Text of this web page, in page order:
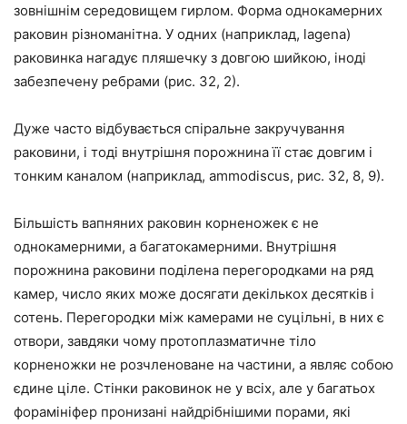
зовнішнім середовищем гирлом. Форма однокамерних
раковин різноманітна. У одних (наприклад, lagena)
раковинка нагадує пляшечку з довгою шийкою, іноді
забезпечену ребрами (рис. 32, 2).
Дуже часто відбувається спіральне закручування
раковини, і тоді внутрішня порожнина її стає довгим і
тонким каналом (наприклад, ammodiscus, рис. 32, 8, 9).
Більшість вапняних раковин корненожек є не
однокамерними, а багатокамерними. Внутрішня
порожнина раковини поділена перегородками на ряд
камер, число яких може досягати декількох десятків і
сотень. Перегородки між камерами не суцільні, в них є
отвори, завдяки чому протоплазматичне тіло
корненожки не розчленоване на частини, а являє собою
єдине ціле. Стінки раковинок не у всіх, але у багатьох
форамініфер пронизані найдрібнішими порами, які